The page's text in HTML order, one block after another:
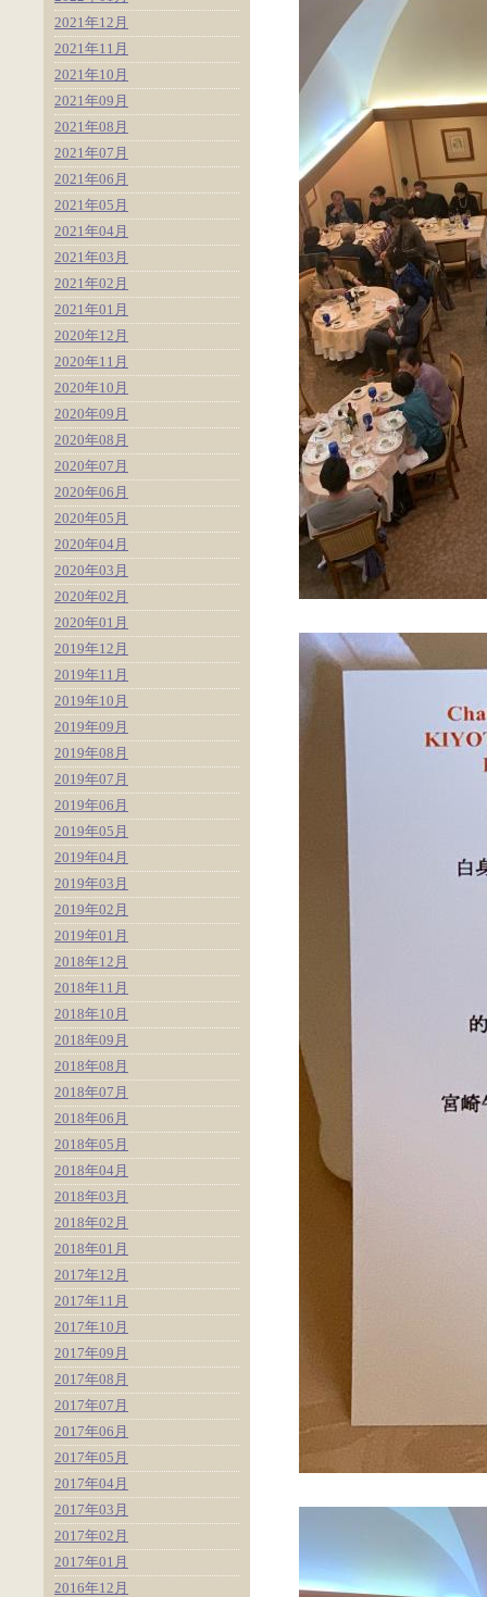
2021年12月
2021年11月
2021年10月
2021年09月
2021年08月
2021年07月
2021年06月
2021年05月
2021年04月
2021年03月
2021年02月
2021年01月
2020年12月
2020年11月
2020年10月
2020年09月
2020年08月
2020年07月
2020年06月
2020年05月
2020年04月
2020年03月
2020年02月
2020年01月
2019年12月
2019年11月
2019年10月
2019年09月
2019年08月
2019年07月
2019年06月
2019年05月
2019年04月
2019年03月
2019年02月
2019年01月
2018年12月
2018年11月
2018年10月
2018年09月
2018年08月
2018年07月
2018年06月
2018年05月
2018年04月
2018年03月
2018年02月
2018年01月
2017年12月
2017年11月
2017年10月
2017年09月
2017年08月
2017年07月
2017年06月
2017年05月
2017年04月
2017年03月
2017年02月
2017年01月
2016年12月